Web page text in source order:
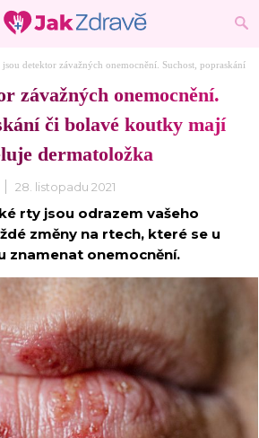
jsou detektor závažných onemocnění. Suchost, popraskání
závažných onemocnění.
či bolavé koutky mají
dermatoložka
28. listopadu 2021
rty jsou odrazem vašeho
změny na rtech, které se u
znamenat onemocnění.